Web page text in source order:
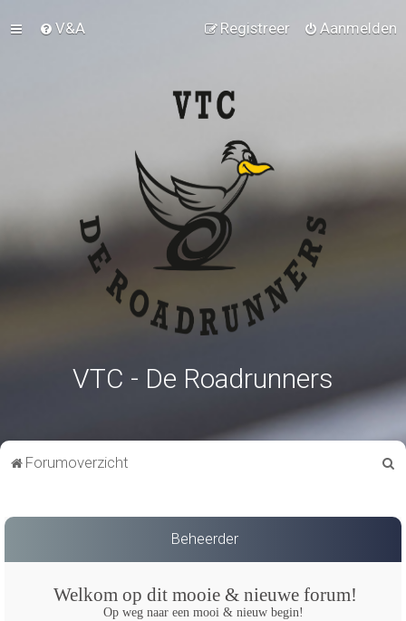
V&A Aanmelden
Registreer
VTC - De Roadrunners
Forumoverzicht
Beheerder
Welkom op dit mooie & nieuwe forum!
Op weg naar een mooi & nieuw begin!